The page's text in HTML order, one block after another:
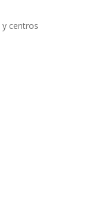
centros